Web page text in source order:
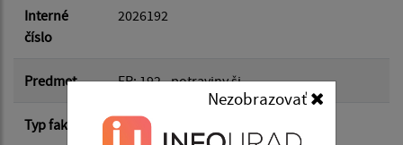
Nezobrazovať
Dátum do:
Suma od:
Suma do:
Interné
číslo
2026192
Predmet FP: 192 - potraviny šj
Typ faktúry dodávateľská